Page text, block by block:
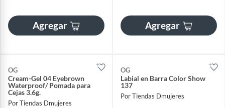
Agregar Agregar
OG
Cream-Gel 04 Eyebrown
Waterproof/ Pomada para
Cejas 3.6g.
Por Tiendas Dmujeres
OG
Labial en Barra Color Show
137
Por Tiendas Dmujeres